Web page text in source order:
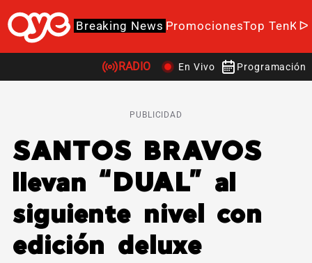
Breaking News PromocionesTop TenK-
RADIO En Vivo Programación
PUBLICIDAD
SANTOS BRAVOS
llevan “DUAL” al
siguiente nivel con
edición deluxe